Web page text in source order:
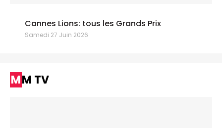
Cannes Lions: tous les Grands Prix
Samedi 27 Juin 2026
MM TV